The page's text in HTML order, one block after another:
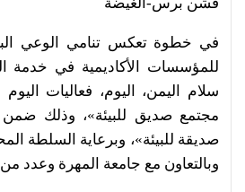
في خطوة تعكس تنامي الوعي
للمؤسسات الأكاديمية في خدمة
سلام اليمن، اليوم، فعاليات
مجتمع صديق للبيئة»، وذلك
صديقة للبيئة»، وبرعاية السلطة
وبالتعاون مع جامعة المهرة وعدد